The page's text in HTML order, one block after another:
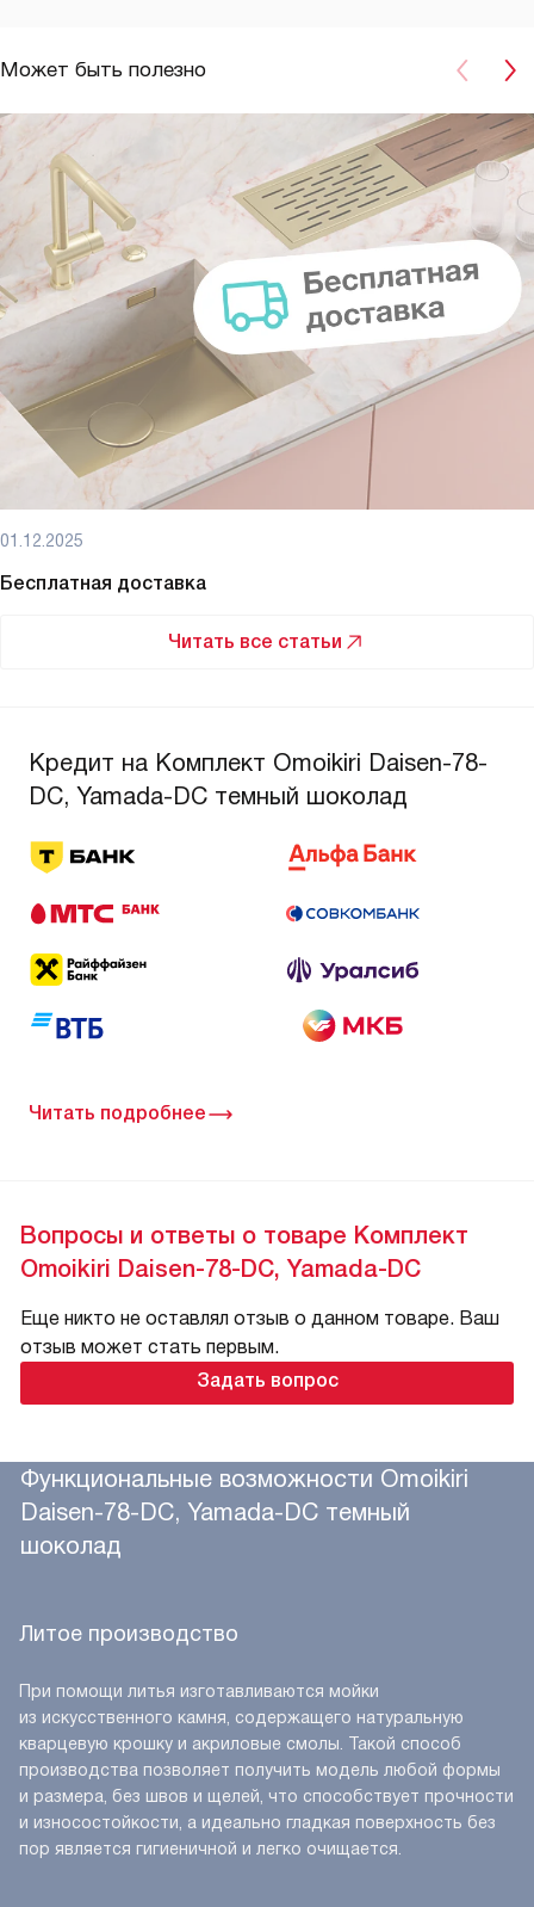
Может быть полезно
01.12.2025
Бесплатная доставка
Читать все статьи
Кредит на Комплект Omoikiri Daisen-78-
DC, Yamada-DC темный шоколад
Читать подробнее
Вопросы и ответы о товаре Комплект
Omoikiri Daisen-78-DC, Yamada-DC
Еще никто не оставлял отзыв о данном товаре. Ваш
отзыв может стать первым.
Задать вопрос
Функциональные возможности Omoikiri
Daisen-78-DC, Yamada-DC темный
шоколад
Литое производство
При помощи литья изготавливаются мойки
из искусственного камня, содержащего натуральную
кварцевую крошку и акриловые смолы. Такой способ
производства позволяет получить модель любой формы
и размера, без швов и щелей, что способствует прочности
и износостойкости, а идеально гладкая поверхность без
пор является гигиеничной и легко очищается.